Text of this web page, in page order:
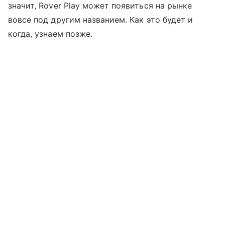
значит, Rover Play может появиться на рынке
вовсе под другим названием. Как это будет и
когда, узнаем позже.